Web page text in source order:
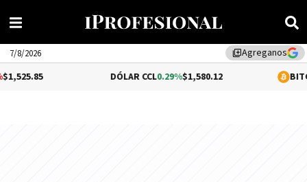
library_addAgreganos
7/8/2026
0.29%$1,580.12 1.13%